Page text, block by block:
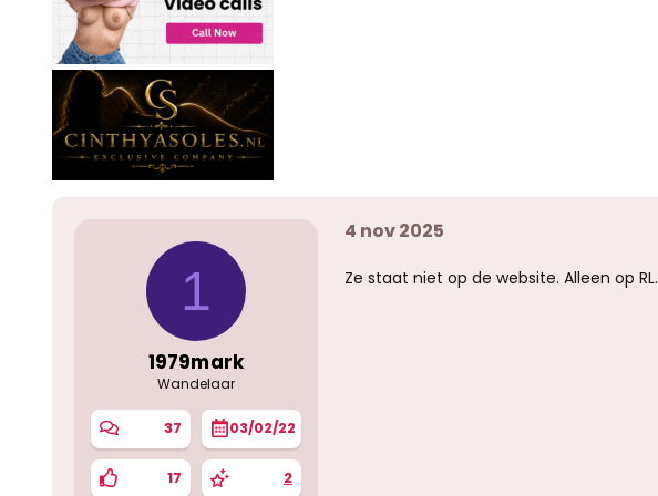
1
1979mark
Wandelaar
37 03/02/22
17 2
4 nov 2025
Ze staat niet op de website. Alleen op RL.